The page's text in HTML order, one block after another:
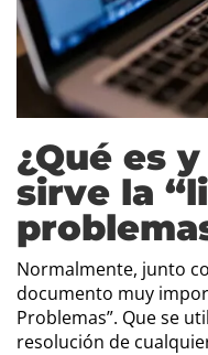
¿Qué es
sirve la
Normalmente, junto
documento muy
Problemas”. Que se
resolución de